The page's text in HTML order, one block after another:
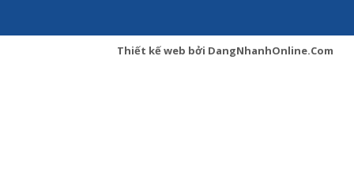
Thiết kế web bởi DangNhanhOnline.Com